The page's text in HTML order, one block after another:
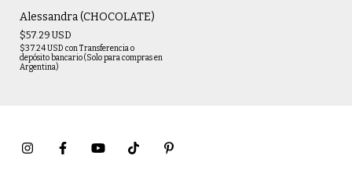
Alessandra (CHOCOLATE)
$57.29 USD
$37.24 USD conTransferencia o
depósito bancario (Solo para compras en
Argentina)